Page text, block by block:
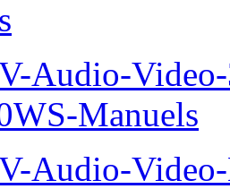
Audio-
Manuels
Audio-